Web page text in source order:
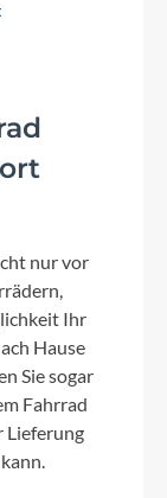
nur vor
Ihr
Hause
Sie sogar
Fahrrad
Lieferung